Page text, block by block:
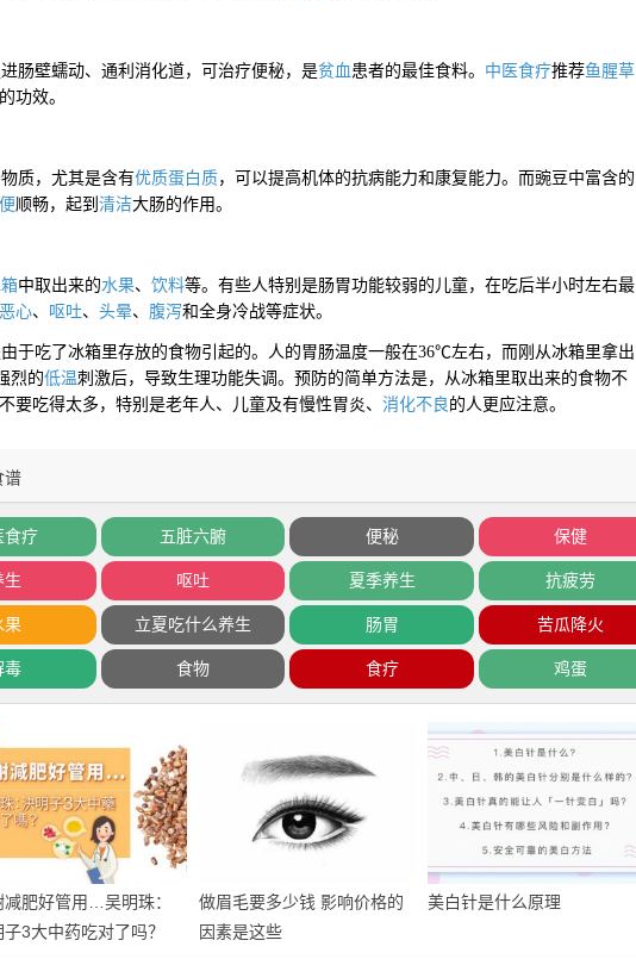
谱
肠壁蠕动、通利消化道，可 治疗便秘，是贫血患者的最佳食料。 中医食疗推荐鱼腥草
功效。
质，尤其是含有优质蛋白质，可以提高机体的抗病能力和康复能力。而豌豆中富含的
顺畅，起到 清洁大肠的作用。
中取出来的水果、 饮料等。有些人特别是肠胃功能较弱的儿童，在吃后半小时左右最
恶心、 呕吐、 头晕、 腹泻和全身冷战等症状。
于吃了冰箱里存放的食物引起的。人的胃肠温度一般在36℃左右，而刚从冰箱里拿出
烈的低温刺激后，导致生理功能失调。预防的简单方法是，从冰箱里取出来的食物不
要吃得太多，特别是老年人、儿童及有慢性胃炎、 消化不良的人更应注意。
食疗 五脏六腑 便秘 保健
生 呕吐 夏季养生 抗疲劳
果 立夏吃什么养生 肠胃 苦瓜降火
毒 食物 食疗 鸡蛋
减肥好管用…吴明珠：
子3大中药吃对了吗？
做眉毛要多少钱 影响价格的
因素是这些
美白针是什么原理